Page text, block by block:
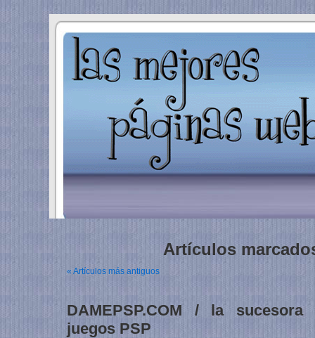
Artículos
« Artículos más antiguos
DAMEPSP.COM / la
juegos PSP